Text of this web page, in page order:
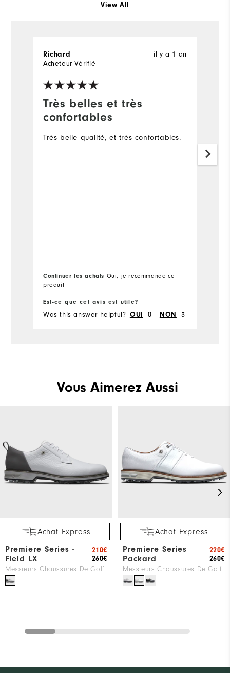
View All
Très belles et très
confortables
il y a 1 an
Richard
Acheteur Vérifié
Très belle qualité, et très confortables.
Continuer les achats Oui, je recommande ce
produit
Est-ce que cet avis est utile?
Was this answer helpful? OUI 0 NON 3
Vous Aimerez Aussi
Achat Express
Premiere Series -
Field LX
Messieurs Chaussures De Golf
260€
210€
Achat Express
Premiere Series
Packard
Messieurs Chaussures De Golf
260€
220€